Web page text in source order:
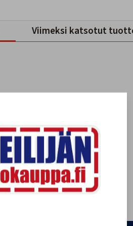
Viimeksi katsotut